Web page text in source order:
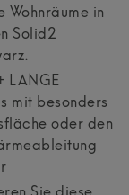
Wohnräume in
Solid2
LANGE
mit besonders
oder den